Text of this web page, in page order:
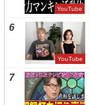
YouTube
6
YouTube
7